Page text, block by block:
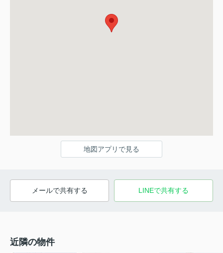
地図アプリで見る
メールで共有する LINEで共有する
近隣の物件